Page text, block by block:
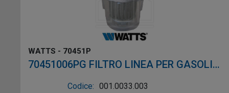
WATTS - 70451P
70451006PG FILTRO LINEA PER GASOLIO
Codice: 001.0033.003